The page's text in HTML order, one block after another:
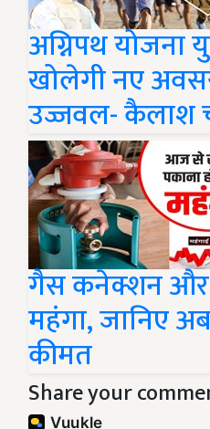
अग्निपथ
खोलेगी नए
उज्जवल- कैलाश
गैस कनेक्शन
महंगा, जानिए
कीमत
Share your